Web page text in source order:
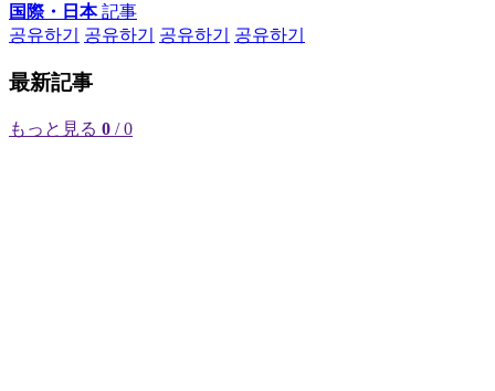
国際・日本記事
공유하기
공유하기 공유하기 공유하기
最新記事
もっと見る 0 / 0